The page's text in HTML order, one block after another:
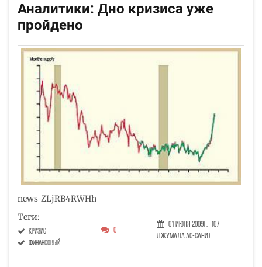
Аналитики: Дно кризиса уже
пройдено
news-ZLjRB4RWHh
Теги:
кризис
финансовый
0
01 Июня 2009г. (07
Джумада ас-сани)